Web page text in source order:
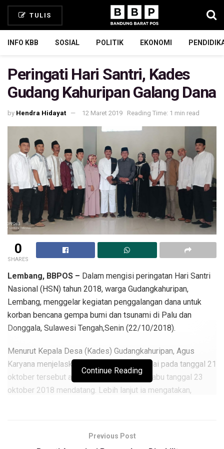
TULIS
INFO KBB SOSIAL POLITIK EKONOMI
Peringati Hari Santri, Kades
Gudang Kahuripan Galang Dana
by Hendra Hidayat 12 Maret 2019 Reading Time: 1 min read
0
SHARES
Lembang, BBPOS – Dalam mengisi peringatan Hari Santri
Nasional (HSN) tahun 2018, warga Gudangkahuripan,
Lembang, menggelar kegiatan penggalangan dana untuk
korban bencana gempa bumi dan tsunami di Palu dan
Donggala, Sulawesi Tengah,Senin (22/10/2018).
Menurut Kepala Desa (Kades) Gudangkahuripan, Agus
Karyana menjelaskan, kegiatan yang dimulai pada tanggal 21
oktober tersebut akan berakhir pada hari rabu tanggal 23
oktober 2018 mendatang. Lebih lanjut ia mengatakan,
Continue Reading
Previous Post